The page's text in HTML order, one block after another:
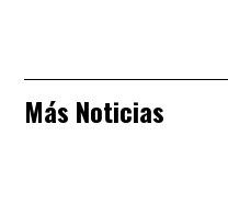
Más Noticias